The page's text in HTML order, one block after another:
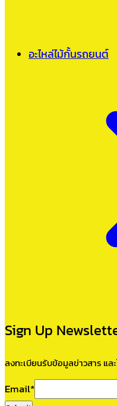
อะไหล่ไม้กั้นรถยนต์
Sign Up
ลงทะเบียนรับข้อมูลข่าวสาร แล
Email*